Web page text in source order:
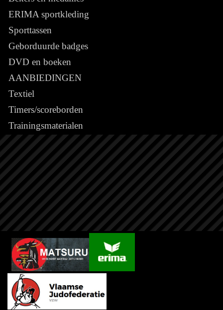
ERIMA sportkleding
Sporttassen
Geborduurde badges
DVD en boeken
AANBIEDINGEN
Textiel
Timers/scoreborden
Trainingsmaterialen